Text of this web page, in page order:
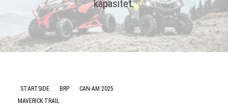
Om oss
Kontakt
kapasitet.
STARTSIDE BRP
CAN-AM 2025
MAVERICK TRAIL